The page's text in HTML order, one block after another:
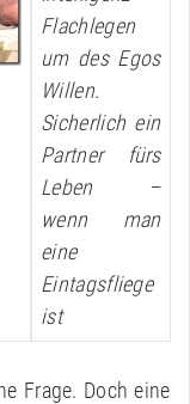
Flachlegen
um des Egos
Willen.
Sicherlich ein
Partner fürs
Leben –
wenn man
eine
Eintagsfliege
ist
Frage. Doch eine